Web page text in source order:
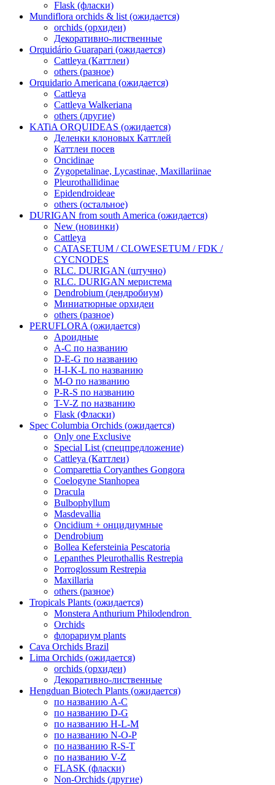
Flask (фласки)
Mundiflora orchids & list (ожидается)
orchids (орхидеи)
Декоративно-лиственные
Orquidário Guarapari (ожидается)
Cattleya (Каттлеи)
others (разное)
Orquidario Americana (ожидается)
Cattleya
Cattleya Walkeriana
others (другие)
KATiA ORQUIDEAS (ожидается)
Деленки клоновых Каттлей
Каттлеи посев
Oncidinae
Zygopetalinae, Lycastinae, Maxillariinae
Pleurothallidinae
Epidendroideae
others (остальное)
DURIGAN from south America (ожидается)
New (новинки)
Cattleya
CATASETUM / CLOWESETUM / FDK /
CYCNODES
RLC. DURIGAN (штучно)
RLC. DURIGAN меристема
Dendrobium (дендробиум)
Миниатюрные орхидеи
others (разное)
PERUFLORA (ожидается)
Ароидные
A-C по названию
D-E-G по названию
H-I-K-L по названию
M-O по названию
P-R-S по названию
T-V-Z по названию
Flask (Фласки)
Spec Columbia Orchids (ожидается)
Only one Exclusive
Special List (спецпредложение)
Cattleya (Каттлеи)
Comparettia Coryanthes Gongora
Coelogyne Stanhopea
Dracula
Bulbophyllum
Masdevallia
Oncidium + онцидиумные
Dendrobium
Bollea Kefersteinia Pescatoria
Lepanthes Pleurothallis Restrepia
Porroglossum Restrepia
Maxillaria
others (разное)
Tropicals Plants (ожидается)
​​​​​​​Monstera Anthurium Philodendron
Orchids
флорариум plants
Cava Orchids Brazil
Lima Orchids (ожидается)
orchids (орхидеи)
Декоративно-лиственные
Hengduan Biotech Plants (ожидается)
по названию A-C
по названию D-G
по названию H-L-M
по названию N-O-P
по названию R-S-T
по названию V-Z
FLASK (фласки)
Non-Orchids (другие)